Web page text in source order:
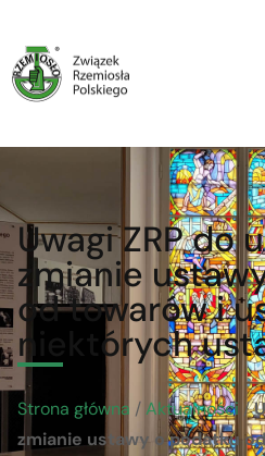
Uwagi ZRP do
zmianie
od towarów i
niektórych
Strona główna /Aktualności /
zmianie ustawy o podatku